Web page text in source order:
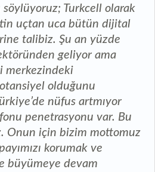
Turkcell olarak
uçtan uca bütün dijital
talibiz. Şu an yüzde
geliyor ama
merkezindeki
olduğunu
nüfus artmıyor
penetrasyonu var. Bu
Onun için bizim mottomuz
korumak ve
büyümeye devam